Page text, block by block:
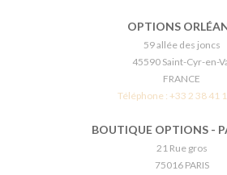
OPTIONS
59 allée des joncs
45590 Saint-Cyr-en-
FRANCE
Téléphone : +33 2 38 41
BOUTIQUE OPTIONS -
21 Rue gros
75016 PARIS